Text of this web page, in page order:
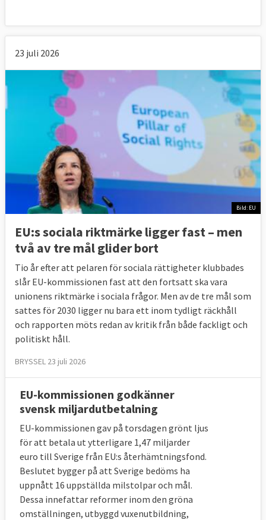
personer i
riskzonen för
fattigdom
eller social
utestängning
2019 - 2025
färre
fattiga än
2019.
2019 var
92,2
miljoner
människor
i
riskzonen
Källa: Eurostat, klicka på länkar ovan.
BAKGRUND - Historien om
arbetsmarknad- och socialpolitik
Från Turin i Italien 1961
Läs mer
23 juli 2026
Bild: EU
EU:s sociala riktmärke ligger fast – men
två av tre mål glider bort
Tio år efter att pelaren för sociala rättigheter klubbades
slår EU-kommissionen fast att den fortsatt ska vara
unionens riktmärke i sociala frågor. Men av de tre mål som
sattes för 2030 ligger nu bara ett inom tydligt räckhåll
och rapporten möts redan av kritik från både fackligt och
politiskt håll.
BRYSSEL 23 juli 2026
EU-kommissionen godkänner
svensk miljardutbetalning
EU-kommissionen gav på torsdagen grönt ljus
för att betala ut ytterligare 1,47 miljarder
euro till Sverige från EU:s återhämtningsfond.
Beslutet bygger på att Sverige bedöms ha
uppnått 16 uppställda milstolpar och mål.
Dessa innefattar reformer inom den gröna
omställningen, utbyggd vuxenutbildning,